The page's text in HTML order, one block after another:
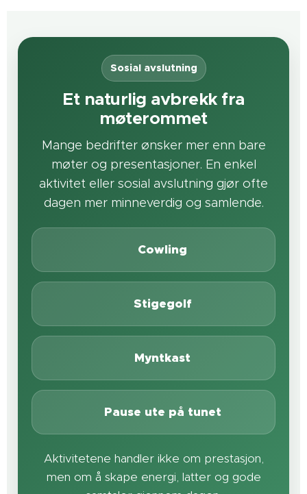
Sosial avslutning
Et naturlig avbrekk fra
møterommet
Mange bedrifter ønsker mer enn bare
møter og presentasjoner. En enkel
aktivitet eller sosial avslutning gjør ofte
dagen mer minneverdig og samlende.
🥌 Cowling
🎯 Stigegolf
🪙 Myntkast
🌿 Pause ute på tunet
Aktivitetene handler ikke om prestasjon,
men om å skape energi, latter og gode